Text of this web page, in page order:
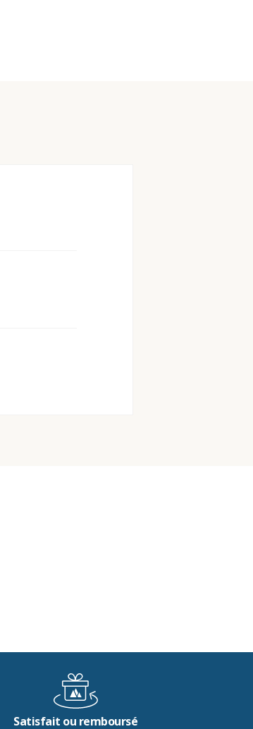
Satisfait ou remboursé